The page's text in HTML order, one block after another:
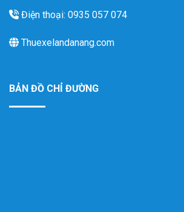
Điện thoại: 0935 057 074
Thuexelandanang.com
BẢN ĐỒ CHỈ ĐƯỜNG